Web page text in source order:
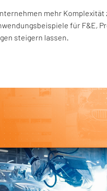
mehr
für F&E,
steigern lassen.